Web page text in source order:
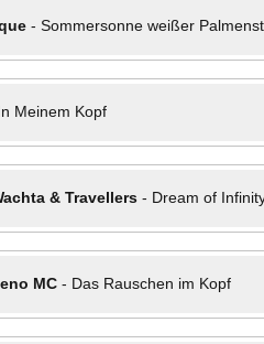
- Sommersonne weißer
In Meinem Kopf
& Travellers- Dream of
MC- Das Rauschen im Kopf